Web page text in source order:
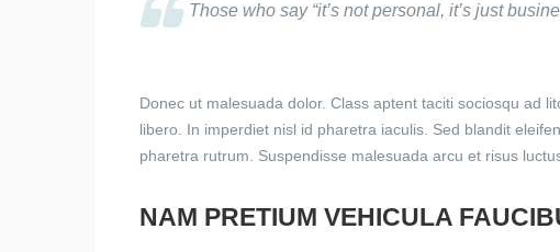
Those who say “it’s not personal, it’s just
Donec ut malesuada dolor. Class aptent taciti sociosqu ad
libero. In imperdiet nisl id pharetra iaculis. Sed blandit
pharetra rutrum. Suspendisse malesuada arcu et risus
NAM PRETIUM VEHICULA